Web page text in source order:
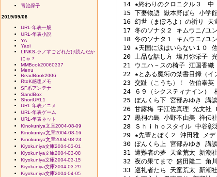
14 ★終わりのクロニクル３　
15 下妻物語 嶽本野ばら 小
16 幻世（まぼろよ）の祈り
17 冬のソナタ２ キムウニ/ユ
18 冬のソナタ１ キムウニ/ユ
19 ★天国に涙はいらない１０
20 上品な話し方 塩月弥栄子
21 ウエハ－スの椅子 江国香
22 ★とある魔術の禁書目録（
23 交趾（こうち）！ 佐伯泰
24 ６９（シクスティナイン
25 ぼんくら下 宮部みゆき
26 甘露梅 宇江佐真理 光文
27 黒祠の島 小野不由美 祥
28 Ｓｈｉｈｏスタイル 中谷
29 ★先輩とぼく２ 沖田雅 メ
30 ぼんくら上 宮部みゆき
31 遭難者の夢 天童荒太 新
32 夜の果てまで 盛田隆二
33 巡礼者たち 天童荒太 新
青池保子
2019/09/08
URL-年表一般
URL-年表小説
YA
Yaoi
LINKS-ラノすごどれだけ読んだか
にゃ？
MMBook20060337
Menu
ReadBook2006
RtoK感想メモ
SF系アンテナ
SandBox
ShortURL1
URL-年表アニメ
URL-年表ゲーム
URL-年表ネット
Kinokuniya文庫2004-08-09
Kinokuniya文庫2004-08-16
Kinokuniya文庫2004-08-23
Kiyokuniya文庫2004-03-01
Kiyokuniya文庫2004-03-08
Kiyokuniya文庫2004-03-15
Kiyokuniya文庫2004-03-29
Kiyokuniya文庫2004-04-05